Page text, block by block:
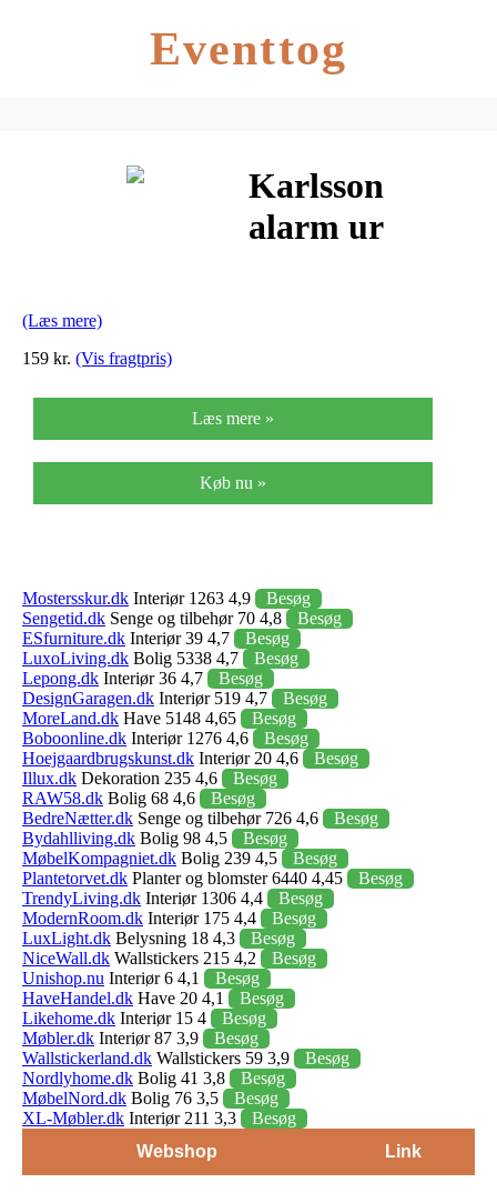
Eventtog
Karlsson
alarm ur
(Læs mere)
159 kr. (Vis fragtpris)
Læs mere »
Køb nu »
Mostersskur.dk Interiør 1263 4,9
Besøg
Sengetid.dk Senge og tilbehør 70 4,8
Besøg
ESfurniture.dk Interiør 39 4,7
Besøg
LuxoLiving.dk Bolig 5338 4,7
Besøg
Lepong.dk Interiør 36 4,7
Besøg
DesignGaragen.dk Interiør 519 4,7
Besøg
MoreLand.dk Have 5148 4,65
Besøg
Boboonline.dk Interiør 1276 4,6
Besøg
Hoejgaardbrugskunst.dk Interiør 20 4,6
Besøg
Illux.dk Dekoration 235 4,6
Besøg
RAW58.dk Bolig 68 4,6
Besøg
BedreNætter.dk Senge og tilbehør 726 4,6
Besøg
Bydahlliving.dk Bolig 98 4,5
Besøg
MøbelKompagniet.dk Bolig 239 4,5
Besøg
Plantetorvet.dk Planter og blomster 6440 4,45
Besøg
TrendyLiving.dk Interiør 1306 4,4
Besøg
ModernRoom.dk Interiør 175 4,4
Besøg
LuxLight.dk Belysning 18 4,3
Besøg
NiceWall.dk Wallstickers 215 4,2
Besøg
Unishop.nu Interiør 6 4,1
Besøg
HaveHandel.dk Have 20 4,1
Besøg
Likehome.dk Interiør 15 4
Besøg
Møbler.dk Interiør 87 3,9
Besøg
Wallstickerland.dk Wallstickers 59 3,9
Besøg
Nordlyhome.dk Bolig 41 3,8
Besøg
MøbelNord.dk Bolig 76 3,5
Besøg
XL-Møbler.dk Interiør 211 3,3
Besøg
Webshop
Link